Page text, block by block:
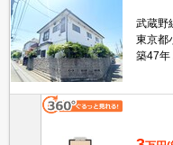
武蔵野
東京都
築47年